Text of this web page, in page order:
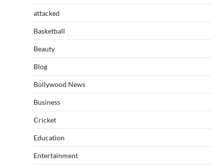
attacked
Basketball
Beauty
Blog
Bollywood News
Business
Cricket
Education
Entertainment